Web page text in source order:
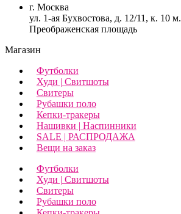
г. Москва
ул. 1-ая Бухвостова, д. 12/11, к. 10 м.
Преображенская площадь
Магазин
Футболки
Худи | Свитшоты
Свитеры
Рубашки поло
Кепки-тракеры
Нашивки | Наспинники
SALE | РАСПРОДАЖА
Вещи на заказ
Футболки
Худи | Свитшоты
Свитеры
Рубашки поло